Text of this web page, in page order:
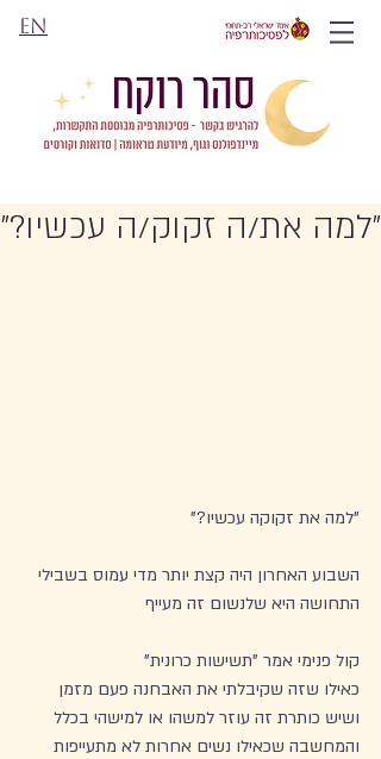
EN
"למה את/ה זקוק/ה עכשיו?"
"למה את זקוקה עכשיו?"
השבוע האחרון היה קצת יותר מדי עמוס בשבילי
התחושה היא שלנשום זה מעייף
קול פנימי אמר "תשישות כרונית"
כאילו שזה שקיבלתי את האבחנה פעם מזמן
ושיש כותרת זה עוזר למשהו או למישהי בכלל
והמחשבה שכאילו נשים אחרות לא מתעייפות